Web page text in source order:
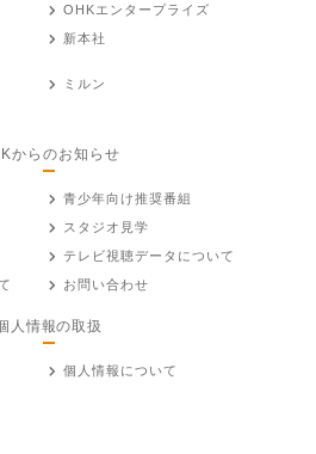
OHKエンタープライズ
新本社
ミルン
からのお知らせ
青少年向け推奨番組
スタジオ見学
テレビ視聴データについて
お問い合わせ
人情報の取扱
個人情報について